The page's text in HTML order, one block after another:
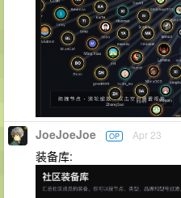
JoeJoeJoe OP Apr 23
装备库: